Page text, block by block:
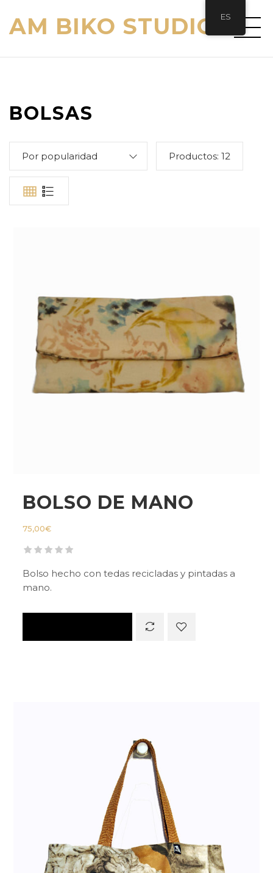
AM BIKO STUDIO
BOLSAS
Por popularidad Productos: 12
BOLSO DE MANO
75,00€
Bolso hecho con tedas recicladas y pintadas a
mano.
ES